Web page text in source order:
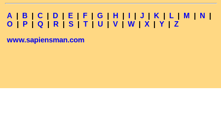
A | B | C | D | E | F | G | H | I | J | K | L | M | N |
O | P | Q | R | S | T | U | V | W | X | Y | Z
www.sapiensman.com